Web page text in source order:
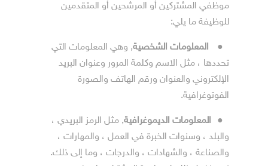
موظفي المشتركين أو المرشحين أو المتقدمين
للوظيفة ما يلي:
● المعلومات الشخصية, وهي المعلومات التي
تحددها ، مثل الاسم وكلمة المرور وعنوان البريد
الإلكتروني والعنوان ورقم الهاتف والصورة
الفوتوغرافية.
● المعلومات الديموغرافية, مثل الرمز البريدي ،
والبلد ، وسنوات الخبرة في العمل ، والمهارات ،
والصناعة ، والشهادات ، والدرجات ، وما إلى ذلك.